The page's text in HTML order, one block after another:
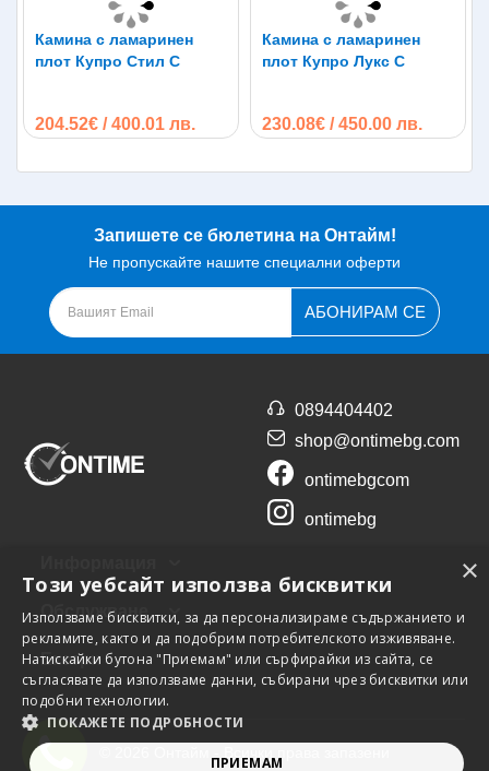
Камина с ламаринен
плот Купро Стил С
204.52€ / 400.01 лв.
Камина с ламаринен
плот Купро Лукс С
230.08€ / 450.00 лв.
Запишете се бюлетина на Онтайм!
Не пропускайте нашите специални оферти
АБОНИРАМ СЕ
0894404402
shop@ontimebg.com
ontimebgcom
ontimebg
Обслужване
Екстри
×
Този уебсайт използва бисквитки
Използваме бисквитки, за да персонализираме съдържанието и
рекламите, както и да подобрим потребителското изживяване.
Натискайки бутона "Приемам" или сърфирайки из сайта, се
съгласявате да използваме данни, събирани чрез бисквитки или
подобни технологии.
ПОКАЖЕТЕ ПОДРОБНОСТИ
ПРИЕМАМ